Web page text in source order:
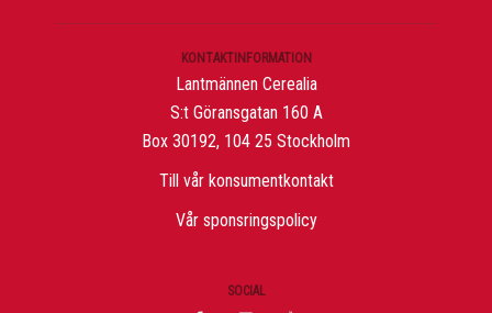
KONTAKTINFORMATION
Lantmännen Cerealia
S:t Göransgatan 160 A
Box 30192, 104 25 Stockholm
Till vår konsumentkontakt
Vår sponsringspolicy
SOCIAL